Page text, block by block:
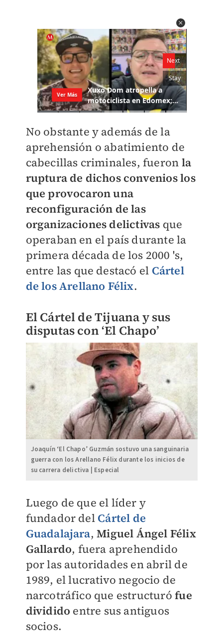
No obstante y además de la
aprehensión o abatimiento de
cabecillas criminales, fueron la
ruptura de dichos convenios los
que provocaron una
reconfiguración de las
organizaciones delictivas que
operaban en el país durante la
primera década de los 2000 's,
entre las que destacó el Cártel
de los Arellano Félix.
El Cártel de Tijuana y sus
disputas con ‘El Chapo’
Joaquín ‘El Chapo’ Guzmán sostuvo una sanguinaria
guerra con los Arellano Félix durante los inicios de
su carrera delictiva | Especial
Luego de que el líder y
fundador del Cártel de
Guadalajara,Miguel Ángel Félix
Gallardo, fuera aprehendido
por las autoridades en abril de
1989, el lucrativo negocio de
narcotráfico que estructurófue
dividido entre sus antiguos
socios.